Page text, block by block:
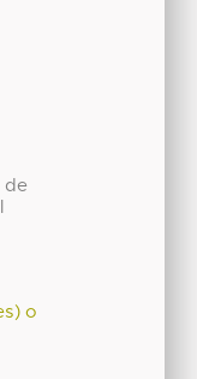
de
o